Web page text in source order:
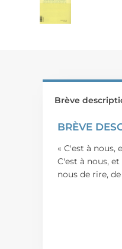
Brève
BRÈVE
« C'est à nous,
C'est à nous,
nous de rire,